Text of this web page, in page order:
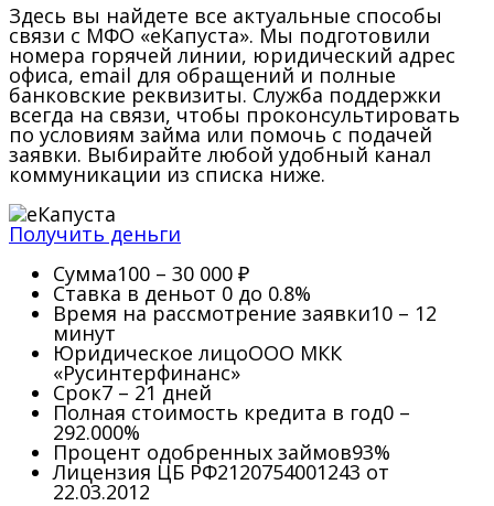
Здесь вы найдете все актуальные способы
связи с МФО «еКапуста». Мы подготовили
номера горячей линии, юридический адрес
офиса, email для обращений и полные
банковские реквизиты. Служба поддержки
всегда на связи, чтобы проконсультировать
по условиям займа или помочь с подачей
заявки. Выбирайте любой удобный канал
коммуникации из списка ниже.
Получить деньги
Сумма100 – 30 000 ₽
Ставка в деньот 0 до 0.8%
Время на рассмотрение заявки10 – 12
минут
Юридическое лицоООО МКК
«Русинтерфинанс»
Срок7 – 21 дней
Полная стоимость кредита в год0 –
292.000%
Процент одобренных займов93%
Лицензия ЦБ РФ2120754001243 от
22.03.2012